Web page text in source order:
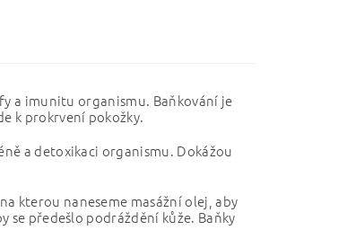
a imunitu organismu. Baňkování je
k prokrvení pokožky.
a detoxikaci organismu. Dokážou
kterou naneseme masážní olej, aby
se předešlo podráždění kůže. Baňky